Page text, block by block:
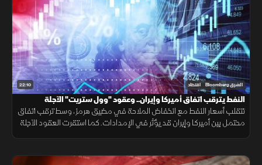
22:10 الشرق Bloomberg اقتصاد
النفط يترقب اتفاق أميركا وإيران.. وعقود "وول ستريت" الآجلة
مستقرة
تتقلب أسعار النفط مع انخفاض الملاحة في مضيق هرمز، وسط ترقب اتفاق
محتمل بين أميركا وإيران قد يؤثر في الإمدادات. كما استقرت العقود الآجلة